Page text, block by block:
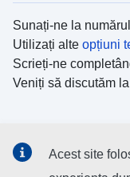
Sunați-ne la numărul
Utilizați alte opțiuni
Scrieți-ne
Veniți să discutăm
Acest site